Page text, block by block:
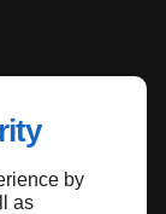
by
as